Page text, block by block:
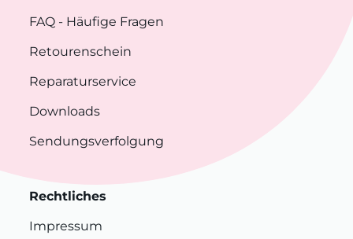
FAQ - Häufige Fragen
Retourenschein
Reparaturservice
Downloads
Sendungsverfolgung
Rechtliches
Impressum